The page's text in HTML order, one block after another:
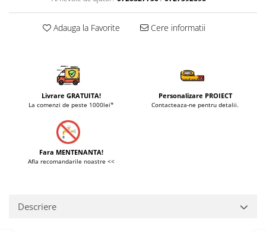
Adauga la Favorite Cere informatii
Livrare GRATUITA!
La comenzi de peste 1000lei*
Personalizare PROIECT
Contacteaza-ne pentru detalii.
Fara MENTENANTA!
Afla recomandarile noastre <<
Descriere